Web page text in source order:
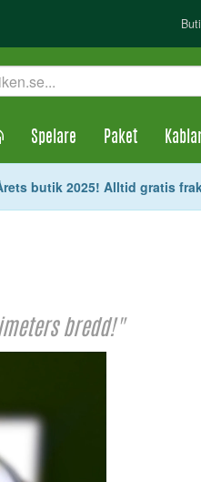
Spelare Paket
butik 2025! Alltid gratis
bredd!"